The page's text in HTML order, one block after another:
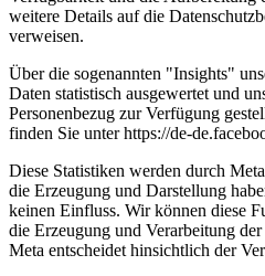
weitere Details auf die
verweisen.
Über die sogenannten "Insights"
Daten statistisch ausgewertet und
Personenbezug zur Verfügung
finden Sie unter https://de-
Diese Statistiken werden durch
die Erzeugung und Darstellung
keinen Einfluss. Wir können diese
die Erzeugung und Verarbeitung
Meta entscheidet hinsichtlich der